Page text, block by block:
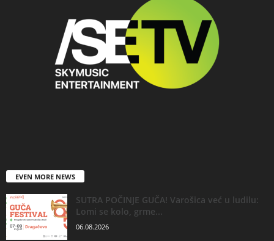
EVEN MORE NEWS
SUTRA POČINJE GUČA! Varošica već u ludilu:
Lomi se kolo, grme...
06.08.2026